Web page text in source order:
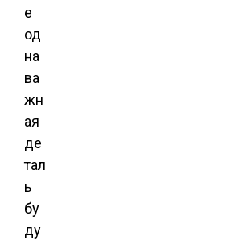
е
од
на
ва
жн
ая
де
тал
ь
бу
ду